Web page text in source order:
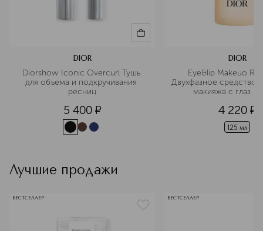
DIOR
Diorshow Iconic Overcurl Тушь
для объема и подкручивания
ресниц
5 400 ¤
DIOR
Eye&lip Makeuo
Двухфазное средство
макияжа с глаз и
4 220 ¤
125 мл
Лучшие продажи
БЕСТСЕЛЛЕР БЕСТСЕЛЛЕР